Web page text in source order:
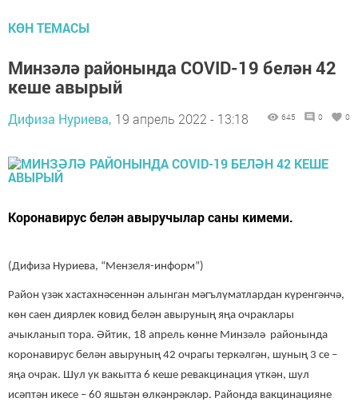
КӨН ТЕМАСЫ
Минзәлә районында COVID-19 белән 42
кеше авырый
Дифиза Нуриева, 19 апрель 2022 - 13:18 645 0 0
Коронавирус белән авыручылар саны кимеми.
(Дифиза Нуриева, “Мензеля-информ”)
Район үзәк хастахнәсеннән алынган мәгълүматлардан күренгәнчә,
көн саен диярлек ковид белән авыруның яңа очраклары
ачыкланып тора. Әйтик, 18 апрель көнне Минзәлә районында
коронавирус белән авыруның 42 очрагы теркәлгән, шуның 3 се –
яңа очрак. Шул ук вакытта 6 кеше ревакцинация үткән, шул
исәптән икесе – 60 яшьтән өлкәнрәкләр. Районда вакцинацияне